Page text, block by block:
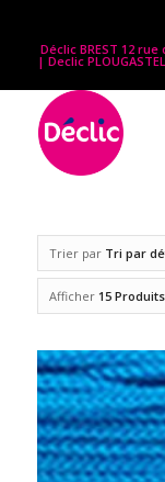
Déclic BREST 12 rue
| Declic
Trier par Tri par
Afficher 15